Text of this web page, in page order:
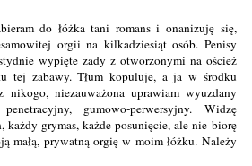
do łóżka tani romans i onanizuję się,
orgii na kilkadziesiąt osób. Penisy
wypięte zady z otworzonymi na oścież
tej zabawy. Tłum kopuluje, a ja w środku
nikogo, niezauważona uprawiam wyuzdany
gumowo-perwersyjny. Widzę
każdy grymas, każde posunięcie, ale nie biorę
małą, prywatną orgię w moim łóżku. Należy